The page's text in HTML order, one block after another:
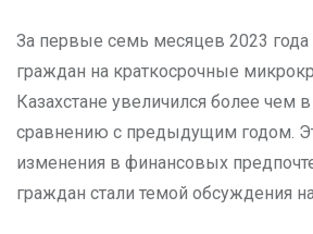
За первые семь месяцев 2023 года
граждан на краткосрочные
Казахстане увеличился более чем
сравнению с предыдущим годом.
изменения в финансовых
граждан стали темой обсуждения